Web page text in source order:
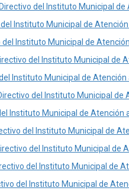
del Instituto Municipal
Instituto Municipal de
Instituto Municipal de
del Instituto Municipal de
Instituto Municipal de
del Instituto Municipal
Instituto Municipal de Atención
del Instituto Municipal de
del Instituto Municipal de
del Instituto Municipal de
del Instituto Municipal de